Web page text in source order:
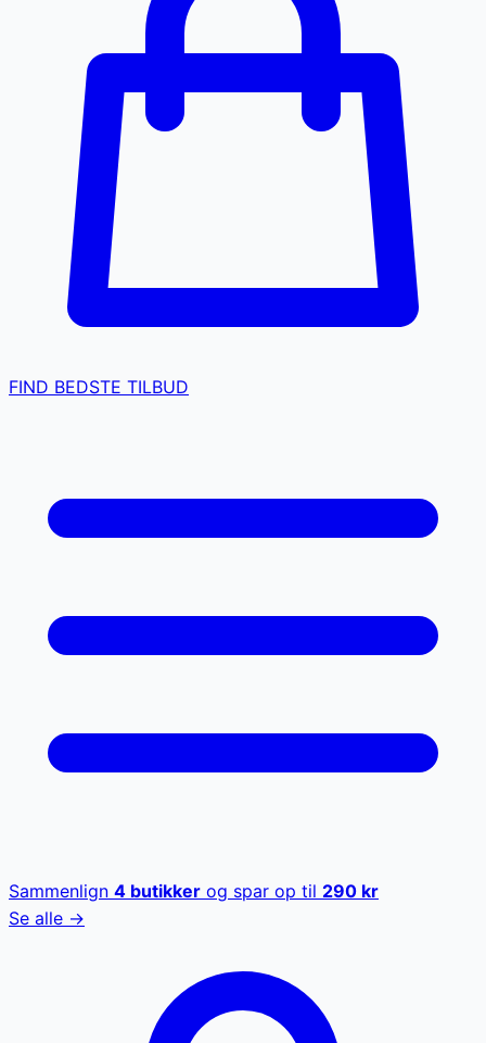
FIND BEDSTE TILBUD
Sammenlign 4 butikker og spar op til 290 kr
Se alle →